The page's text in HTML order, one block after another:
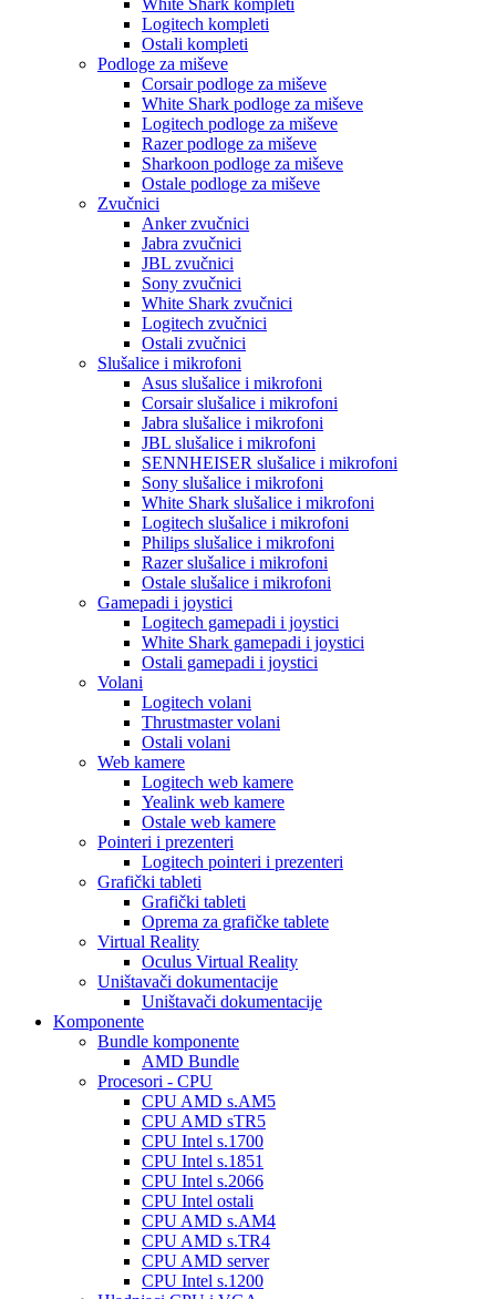
White Shark kompleti
Logitech kompleti
Ostali kompleti
Podloge za miševe
Corsair podloge za miševe
White Shark podloge za miševe
Logitech podloge za miševe
Razer podloge za miševe
Sharkoon podloge za miševe
Ostale podloge za miševe
Zvučnici
Anker zvučnici
Jabra zvučnici
JBL zvučnici
Sony zvučnici
White Shark zvučnici
Logitech zvučnici
Ostali zvučnici
Slušalice i mikrofoni
Asus slušalice i mikrofoni
Corsair slušalice i mikrofoni
Jabra slušalice i mikrofoni
JBL slušalice i mikrofoni
SENNHEISER slušalice i mikrofoni
Sony slušalice i mikrofoni
White Shark slušalice i mikrofoni
Logitech slušalice i mikrofoni
Philips slušalice i mikrofoni
Razer slušalice i mikrofoni
Ostale slušalice i mikrofoni
Gamepadi i joystici
Logitech gamepadi i joystici
White Shark gamepadi i joystici
Ostali gamepadi i joystici
Volani
Logitech volani
Thrustmaster volani
Ostali volani
Web kamere
Logitech web kamere
Yealink web kamere
Ostale web kamere
Pointeri i prezenteri
Logitech pointeri i prezenteri
Grafički tableti
Grafički tableti
Oprema za grafičke tablete
Virtual Reality
Oculus Virtual Reality
Uništavači dokumentacije
Uništavači dokumentacije
Komponente
Bundle komponente
AMD Bundle
Procesori - CPU
CPU AMD s.AM5
CPU AMD sTR5
CPU Intel s.1700
CPU Intel s.1851
CPU Intel s.2066
CPU Intel ostali
CPU AMD s.AM4
CPU AMD s.TR4
CPU AMD server
CPU Intel s.1200